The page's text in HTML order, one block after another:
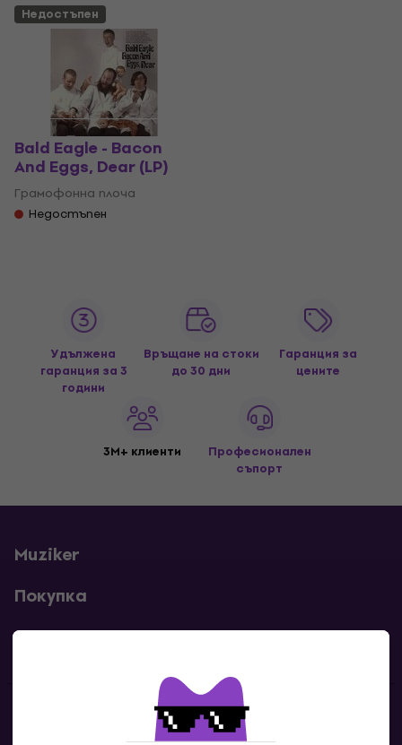
Недостъпен
Bald Eagle - Bacon
And Eggs, Dear (LP)
Грамофонна плоча
Недостъпен
Удължена
гаранция за 3
години
Връщане на стоки
до 30 дни
Гаранция за
цените
3M+ клиенти
Професионален
съпорт
Muziker
Покупка
Полезни линкове
Контакти